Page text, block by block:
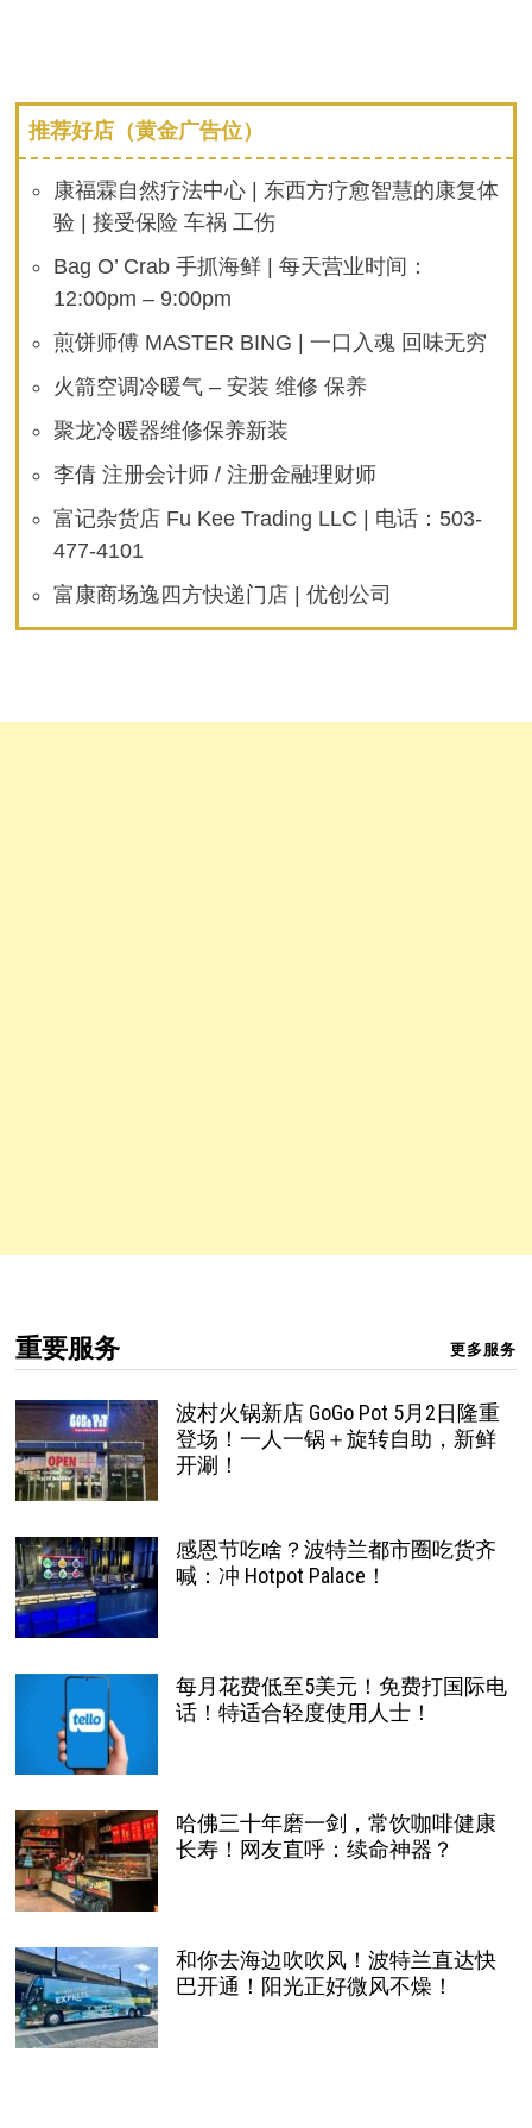
推荐好店（黄金广告位）
康福霖自然疗法中心 | 东西方疗愈智慧的康复体
验 | 接受保险 车祸 工伤
Bag O’ Crab 手抓海鲜 | 每天营业时间：
12:00pm – 9:00pm
煎饼师傅 MASTER BING | 一口入魂 回味无穷
火箭空调冷暖气 – 安装 维修 保养
聚龙冷暖器维修保养新装
李倩 注册会计师 / 注册金融理财师
富记杂货店 Fu Kee Trading LLC | 电话：503-
477-4101
富康商场逸四方快递门店 | 优创公司
重要服务 更多服务
波村火锅新店 GoGo Pot 5月2日隆重
登场！一人一锅＋旋转自助，新鲜
开涮！
感恩节吃啥？波特兰都市圈吃货齐
喊：冲 Hotpot Palace！
每月花费低至5美元！免费打国际电
话！特适合轻度使用人士！
哈佛三十年磨一剑，常饮咖啡健康
长寿！网友直呼：续命神器？
和你去海边吹吹风！波特兰直达快
巴开通！阳光正好微风不燥！